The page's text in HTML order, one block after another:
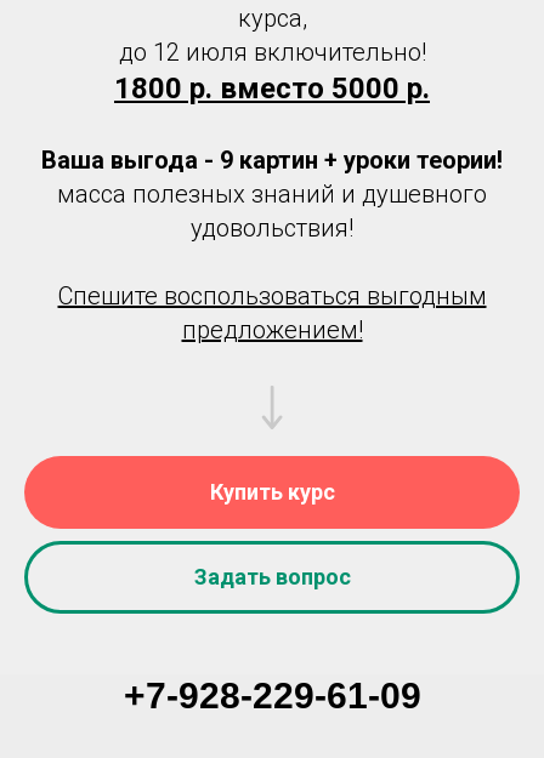
курса,
до 12 июля включительно!
1800 р. вместо 5000 р.
Ваша выгода - 9 картин + уроки теории!
масса полезных знаний и душевного
удовольствия!
Спешите воспользоваться выгодным
предложением!
Купить курс
Задать вопрос
+7-928-229-61-09